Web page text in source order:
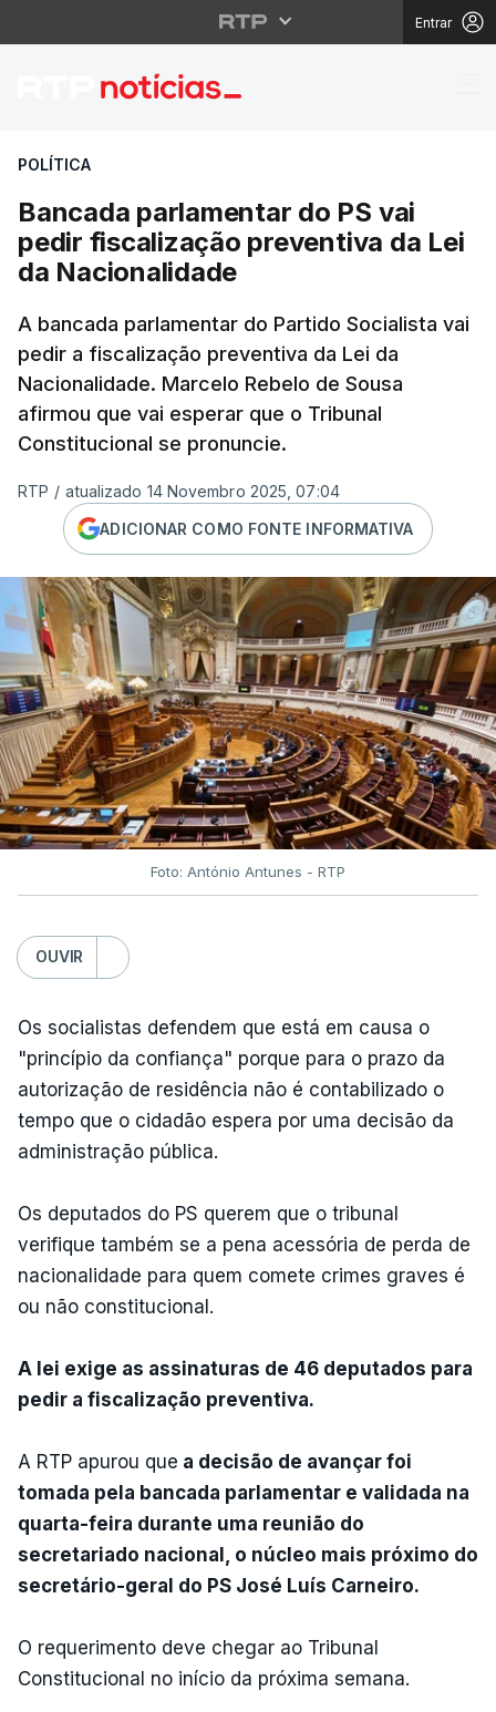
Entrar
Bancada parlamentar
POLÍTICA
Bancada parlamentar do PS vai
pedir fiscalização preventiva da Lei
da Nacionalidade
A bancada parlamentar do Partido Socialista vai
pedir a fiscalização preventiva da Lei da
Nacionalidade. Marcelo Rebelo de Sousa
afirmou que vai esperar que o Tribunal
Constitucional se pronuncie.
RTP / atualizado 14 Novembro 2025, 07:04
ADICIONAR COMO FONTE INFORMATIVA
Foto: António Antunes - RTP
OUVIR
Os socialistas defendem que está em causa o
"princípio da confiança" porque para o prazo da
autorização de residência não é contabilizado o
tempo que o cidadão espera por uma decisão da
administração pública.
Os deputados do PS querem que o tribunal
verifique também se a pena acessória de perda de
nacionalidade para quem comete crimes graves é
ou não constitucional.
A lei exige as assinaturas de 46 deputados para
pedir a fiscalização preventiva.
A RTP apurou que a decisão de avançar foi
tomada pela bancada parlamentar e validada na
quarta-feira durante uma reunião do
secretariado nacional, o núcleo mais próximo do
secretário-geral do PS José Luís Carneiro.
O requerimento deve chegar ao Tribunal
Constitucional no início da próxima semana.